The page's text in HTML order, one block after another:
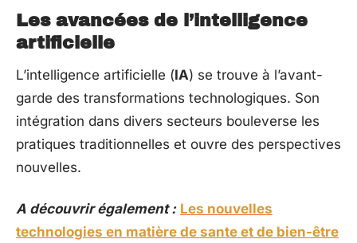
Les avancées de l’intelligence
artificielle
L’intelligence artificielle (IA) se trouve à l’avant-
garde des transformations technologiques. Son
intégration dans divers secteurs bouleverse les
pratiques traditionnelles et ouvre des perspectives
nouvelles.
A découvrir également : Les nouvelles
technologies en matière de sante et de bien-être